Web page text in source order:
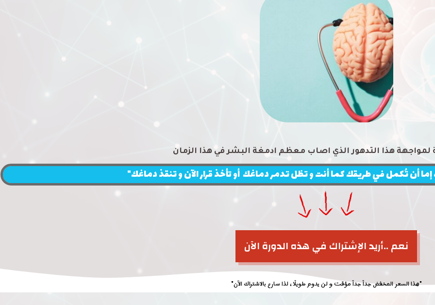
هذا التدهور الذي اصاب معظم ادمغة البشر في هذا الزمان
إما أن تُكمل في طريقك كما أنت و تظل تدمر دماغك أو تأخذ قرار الآن و تنقذ دماغك"
نعم ..أريد الإشتراك في هذه الدورة الآن
"هذا السعر المخفض جداً جداً مؤقت و لن يدوم طويلًا ، لذا سارع بالاشتراك الآن"